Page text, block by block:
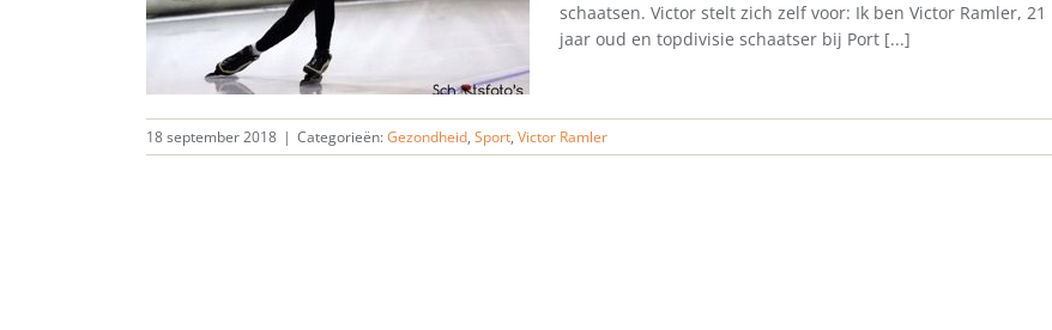
schaatsen. Victor stelt zich zelf voor: Ik ben Victor Ramler, 21
jaar oud en topdivisie schaatser bij Port [...]
18 september 2018 | Categorieën:Gezondheid, Sport, Victor Ramler